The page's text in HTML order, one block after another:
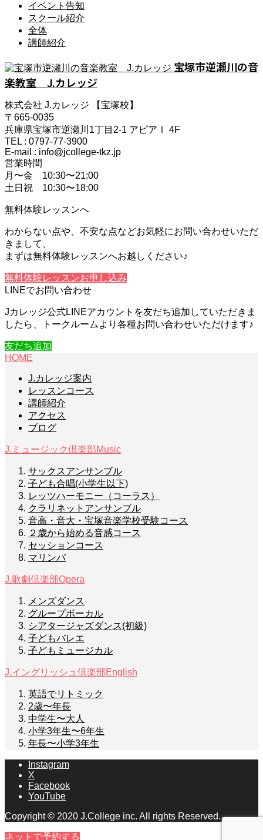
イベント告知
スクール紹介
全体
講師紹介
宝塚市逆瀬川の音
楽教室 J.カレッジ
株式会社 J.カレッジ 【宝塚校】
〒665-0035
兵庫県宝塚市逆瀬川1丁目2-1 アピアⅠ 4F
TEL : 0797-77-3900
E-mail : info@jcollege-tkz.jp
営業時間
月〜金 10:30〜21:00
土日祝 10:30〜18:00
無料体験レッスンへ
わからない点や、不安な点などお気軽にお問い合わせいただ
きまして、
まずは無料体験レッスンへお越しください♪
無料体験レッスンお申し込み
LINEでお問い合わせ
Jカレッジ公式LINEアカウントを友だち追加していただきま
したら、トークルームより各種お問い合わせいただけます♪
友だち追加
HOME
J.カレッジ案内
レッスンコース
講師紹介
アクセス
ブログ
J.ミュージック倶楽部Music
サックスアンサンブル
子ども合唱(小学生以下)
レッツハーモニー（コーラス）
クラリネットアンサンブル
音高・音大・宝塚音楽学校受験コース
２歳から始める音感コース
セッションコース
マリンバ
J.歌劇倶楽部Opera
メンズダンス
グループボーカル
シアタージャズダンス(初級)
子どもバレエ
子どもミュージカル
J.イングリッシュ倶楽部English
英語でリトミック
2歳〜年長
中学生〜大人
小学3年生〜6年生
年長〜小学3年生
Instagram
X
Facebook
YouTube
Copyright © 2020 J.College inc. All rights Reserved.
ネットで予約する